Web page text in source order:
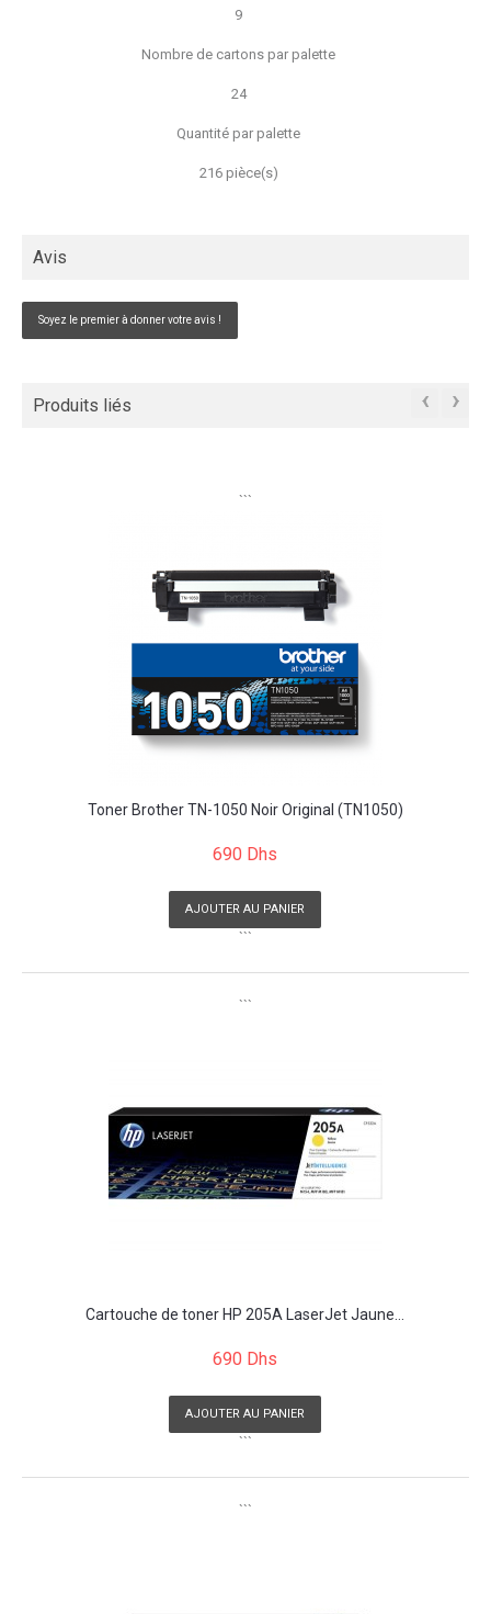
9
Nombre de cartons par palette
24
Quantité par palette
216 pièce(s)
Avis
Soyez le premier à donner votre avis !
Produits liés ‹ ›
```
Toner Brother TN-1050 Noir Original (TN1050)
690 Dhs
AJOUTER AU PANIER
```
```
Cartouche de toner HP 205A LaserJet Jaune...
690 Dhs
AJOUTER AU PANIER
```
```